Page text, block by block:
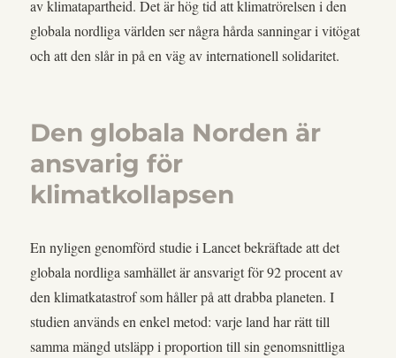
av klimatapartheid. Det är hög tid att klimatrörelsen i den
globala nordliga världen ser några hårda sanningar i vitögat
och att den slår in på en väg av internationell solidaritet.
Den globala Norden är
ansvarig för
klimatkollapsen
En nyligen genomförd studie i Lancet bekräftade att det
globala nordliga samhället är ansvarigt för 92 procent av
den klimatkatastrof som håller på att drabba planeten. I
studien används en enkel metod: varje land har rätt till
samma mängd utsläpp i proportion till sin genomsnittliga